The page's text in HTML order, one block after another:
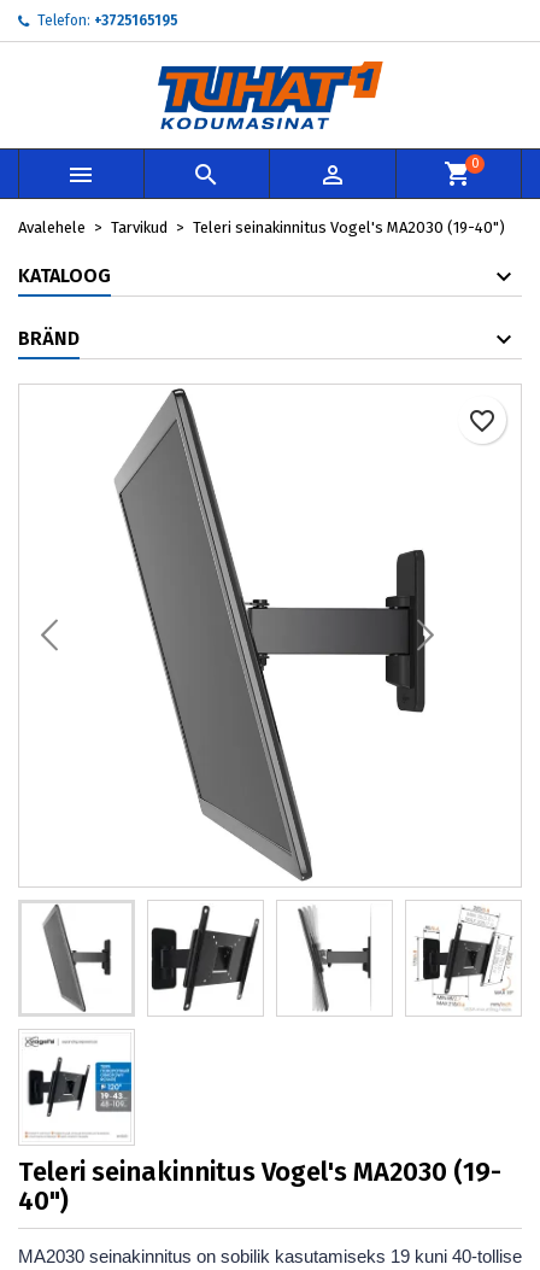
Telefon: +3725165195
   0
Avalehele Tarvikud Teleri seinakinnitus Vogel's MA2030 (19-40")
KATALOOG
BRÄND
Teleri seinakinnitus Vogel's MA2030 (19-
40")
MA2030 seinakinnitus on sobilik kasutamiseks 19 kuni 40-tollise
favorite_border
My wishlists ×
Create new list
Loo soovinimekiri ×
Soovinimekirja nimi
Loobu Loo soovinimekiri
Sisene ×
Te peate olema sisselogitud, et tooteid soovinimekirja